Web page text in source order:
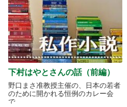
下村はやとさんの話（前編）
野口まさ准教授主催の、日本の若者
のために開かれる恒例のカレー会
で.....